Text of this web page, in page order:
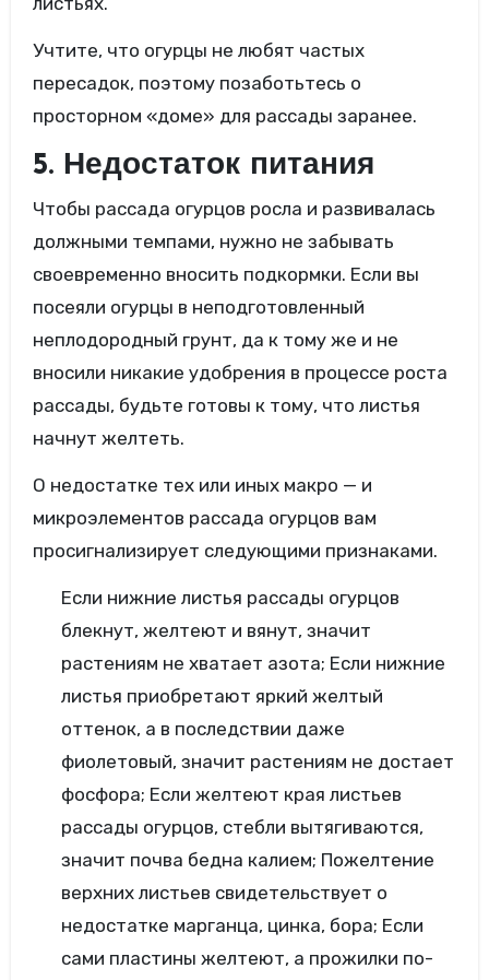
Учтите, что огурцы не любят частых
пересадок, поэтому позаботьтесь о
просторном «доме» для рассады заранее.
5. Недостаток питания
Чтобы рассада огурцов росла и развивалась
должными темпами, нужно не забывать
своевременно вносить подкормки. Если вы
посеяли огурцы в неподготовленный
неплодородный грунт, да к тому же и не
вносили никакие удобрения в процессе роста
рассады, будьте готовы к тому, что листья
начнут желтеть.
О недостатке тех или иных макро — и
микроэлементов рассада огурцов вам
просигнализирует следующими признаками.
Если нижние листья рассады огурцов
блекнут, желтеют и вянут, значит
растениям не хватает азота; Если нижние
листья приобретают яркий желтый
оттенок, а в последствии даже
фиолетовый, значит растениям не достает
фосфора; Если желтеют края листьев
рассады огурцов, стебли вытягиваются,
значит почва бедна калием; Пожелтение
верхних листьев свидетельствует о
недостатке марганца, цинка, бора; Если
сами пластины желтеют, а прожилки по-